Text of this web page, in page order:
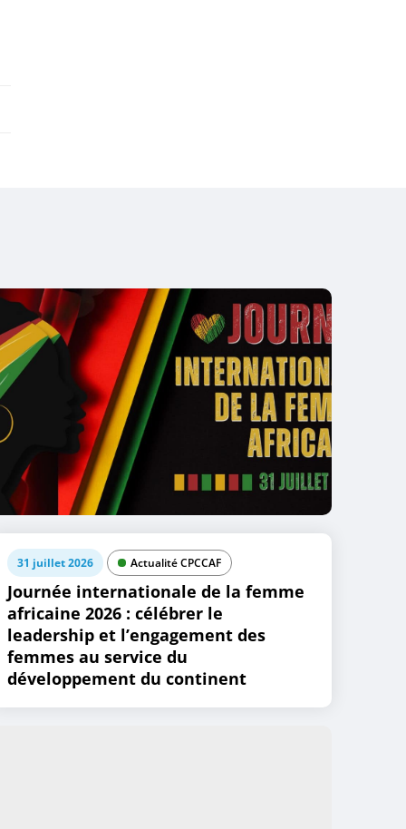
31 juillet 2026 Actualité CPCCAF
Journée internationale de la femme
africaine 2026 : célébrer le
leadership et l’engagement des
femmes au service du
développement du continent